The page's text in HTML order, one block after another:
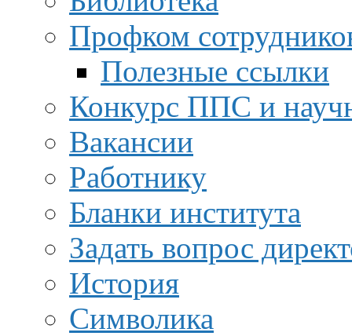
Профком
Полезные ссылки
Конкурс ППС и
Вакансии
Работнику
Бланки института
Задать вопрос
История
Символика